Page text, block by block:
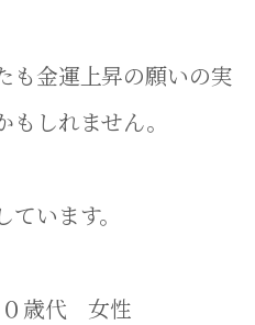
も金運上昇の願いの実
しれません。
います。
歳代 女性